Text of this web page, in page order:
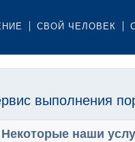
СВОЙ ЧЕЛОВЕК
выполнения
Некоторые наши